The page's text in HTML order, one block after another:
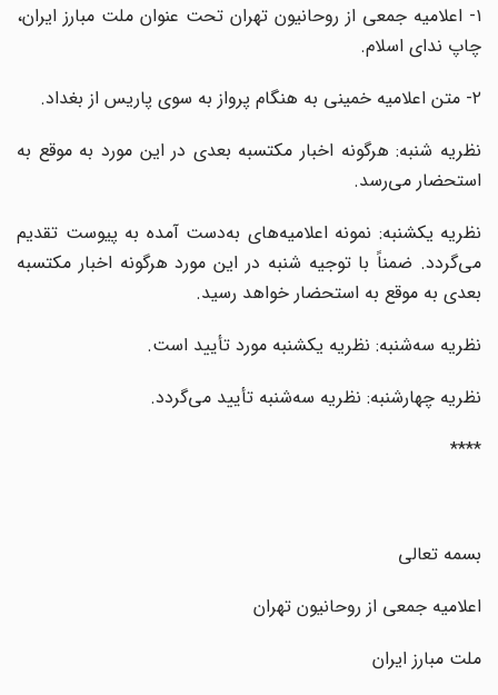
۱- اعلامیه جمعی از روحانیون تهران تحت عنوان ملت مبارز ایران،
چاپ ندای اسلام.
نظریه شنبه: هرگونه اخبار مکتسبه بعدی در این مورد به موقع به
استحضار می‌رسد.
نظریه یکشنبه: نمونه اعلامیه‌های به‌دست آمده به پیوست تقدیم
می‌گردد. ضمناً با توجیه شنبه در این مورد هرگونه اخبار مکتسبه
بعدی به موقع به استحضار خواهد رسید.
نظریه سه‌شنبه: نظریه یکشنبه مورد تأیید است.
نظریه چهارشنبه: نظریه سه‌شنبه تأیید می‌گردد.
****
بسمه تعالی
اعلامیه جمعی از روحانیون تهران
ملت مبارز ایران